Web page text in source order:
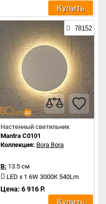
Купить
78152
Настенный светильник
Mantra C0101
Коллекция: Bora Bora
В: 13.5 см
LED x 1 6W 3000K 540Lm
Цена: 6 916 Р.
Купить